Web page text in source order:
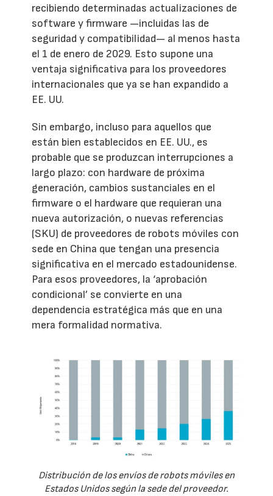
recibiendo determinadas actualizaciones de
software y firmware —incluidas las de
seguridad y compatibilidad— al menos hasta
el 1 de enero de 2029. Esto supone una
ventaja significativa para los proveedores
internacionales que ya se han expandido a
EE. UU.
Sin embargo, incluso para aquellos que
están bien establecidos en EE. UU., es
probable que se produzcan interrupciones a
largo plazo: con hardware de próxima
generación, cambios sustanciales en el
firmware o el hardware que requieran una
nueva autorización, o nuevas referencias
(SKU) de proveedores de robots móviles con
sede en China que tengan una presencia
significativa en el mercado estadounidense.
Para esos proveedores, la ‘aprobación
condicional’ se convierte en una
dependencia estratégica más que en una
mera formalidad normativa.
Distribución de los envíos de robots móviles en
Estados Unidos según la sede del proveedor.